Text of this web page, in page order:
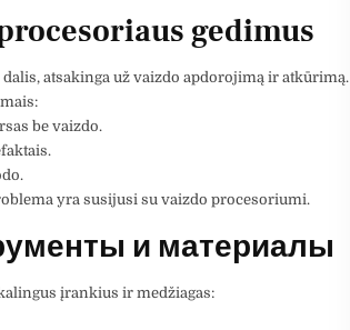
gedimus
atsakinga už vaizdo apdorojimą ir atkūrimą.
be vaizdo.
yra susijusi su vaizdo procesoriumi.
и материалы
įrankius ir medžiagas: